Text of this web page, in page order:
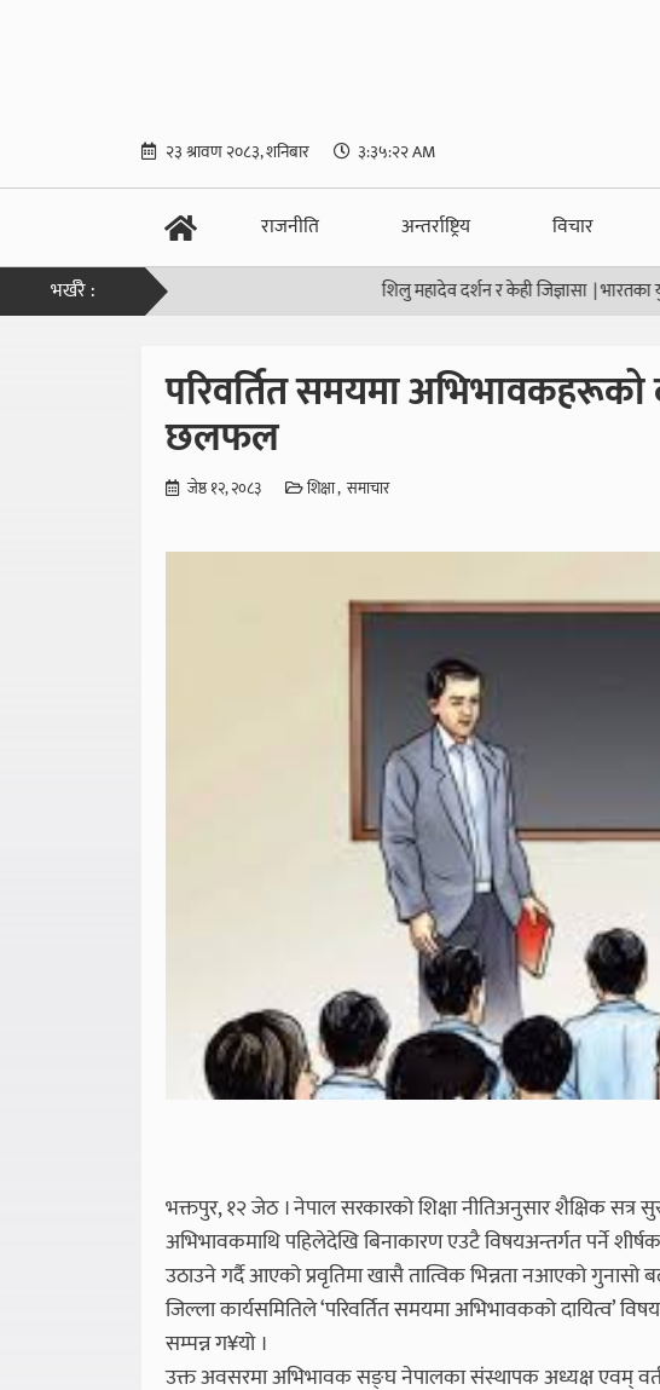
२३ श्रावण २०८३, शनिबार ३:३५:२२ AM
राजनीति अन्तर्राष्ट्रिय विचार
भर्खरै :
शिलु महादेव दर्शन र केही जिज्ञासा |भारतका युवाले
परिवर्तित समयमा अभिभावकहरूको
छलफल
जेष्ठ १२, २०८३ शिक्षा समाचार
भक्तपुर, १२ जेठ । नेपाल सरकारको शिक्षा नीतिअनुसार शैक्षिक
अभिभावकमाथि पहिलेदेखि बिनाकारण एउटै विषयअन्तर्गत पर्ने
उठाउने गर्दै आएको प्रवृतिमा खासै तात्विक भिन्नता नआएको
जिल्ला कार्यसमितिले ‘परिवर्तित समयमा अभिभावकको दायित्व’
सम्पन्न ग¥यो ।
उक्त अवसरमा अभिभावक सङ्घ नेपालका संस्थापक अध्यक्ष एवम्